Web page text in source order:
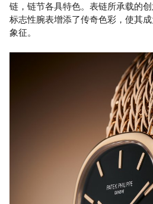
链，链节各具特色。表链所承载的
标志性腕表增添了传奇色彩，使其
象征。